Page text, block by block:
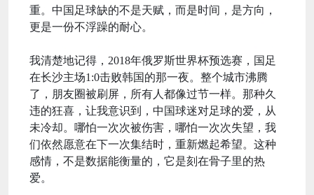
重。中国足球缺的不是天赋，而是时间，是方向，
更是一份不浮躁的耐心。
我清楚地记得，2018年俄罗斯世界杯预选赛，国足
在长沙主场1:0击败韩国的那一夜。整个城市沸腾
了，朋友圈被刷屏，所有人都像过节一样。那种久
违的狂喜，让我意识到，中国球迷对足球的爱，从
未冷却。哪怕一次次被伤害，哪怕一次次失望，我
们依然愿意在下一次集结时，重新燃起希望。这种
感情，不是数据能衡量的，它是刻在骨子里的热
爱。